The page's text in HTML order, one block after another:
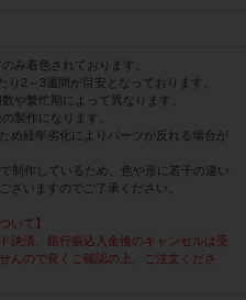
み着色されております。
り2～3週間が目安となっております。
や繁忙期によって異なります。
製作になります。
め経年劣化によりパーツが反れる場合が
制作しているため、色や形に若干の違い
ざいますのでご了承ください。
いて】
決済、銀行振込入金後のキャンセルは受
んので良くご確認の上、ご注文くださ